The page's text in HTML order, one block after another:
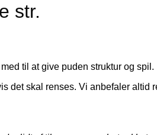
str.
til at give puden struktur og spil.
det skal renses. Vi anbefaler altid